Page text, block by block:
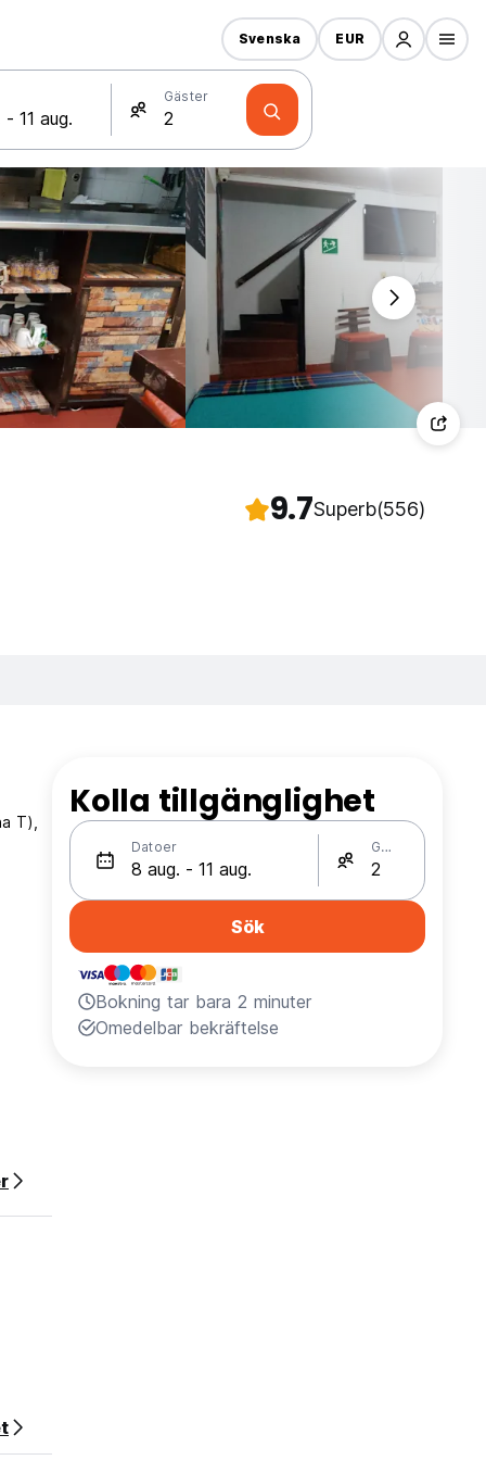
Gäster
Svenska EUR
9.7Superb(556)
T), Kolla tillgänglighet
Datoer Gäster
Sök
Bokning tar bara 2 minuter
Omedelbar bekräftelse